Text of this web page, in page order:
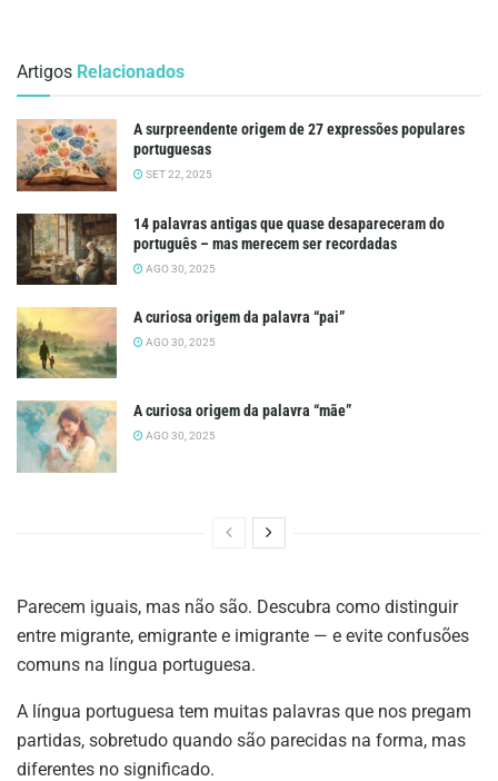
Artigos Relacionados
A surpreendente origem de 27 expressões populares
portuguesas
SET 22, 2025
14 palavras antigas que quase desapareceram do
português – mas merecem ser recordadas
AGO 30, 2025
A curiosa origem da palavra “pai”
AGO 30, 2025
A curiosa origem da palavra “mãe”
AGO 30, 2025
Parecem iguais, mas não são. Descubra como distinguir
entre migrante, emigrante e imigrante — e evite confusões
comuns na língua portuguesa.
A língua portuguesa tem muitas palavras que nos pregam
partidas, sobretudo quando são parecidas na forma, mas
diferentes no significado.